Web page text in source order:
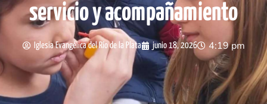
servicio y acompañamiento
Iglesia Evangélica del Río de la Plata junio 18, 2026 4:19 pm